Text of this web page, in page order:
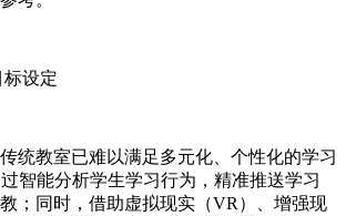
设定
统教室已难以满足多元化、个性化的学习
智能分析学生学习行为，精准推送学习
；同时，借助虚拟现实（VR）、增强现